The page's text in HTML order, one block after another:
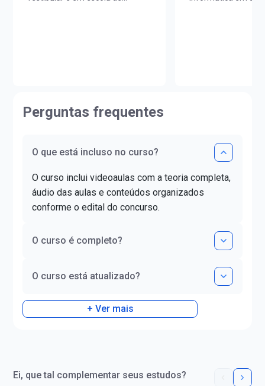
Superior pela FAG e mestra em
Letras pela UNIOESTE. Obteve
nível C1.
Perguntas frequentes
O que está incluso no curso?
O curso inclui videoaulas com a teoria completa,
áudio das aulas e conteúdos organizados
conforme o edital do concurso.
O curso é completo?
O curso está atualizado?
+ Ver mais
Ei, que tal complementar seus estudos?